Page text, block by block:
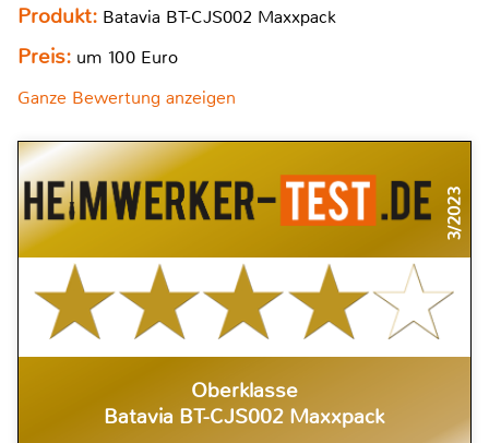
Produkt: Batavia BT-CJS002 Maxxpack
Preis: um 100 Euro
Ganze Bewertung anzeigen
3/2023
Oberklasse
Batavia BT-CJS002 Maxxpack